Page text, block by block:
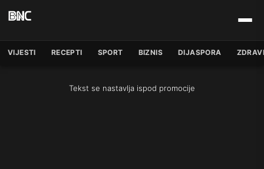
VIJESTI RECEPTI SPORT BIZNIS DIJASPORA
Tekst se nastavlja ispod promocije